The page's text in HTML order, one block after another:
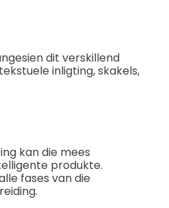
dit verskillend
inligting, skakels,
kan die mees
produkte.
fases van die